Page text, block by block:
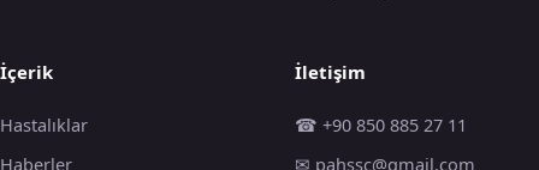
İçerik
Hastalıklar
Haberler
İletişim
☎ +90 850 885 27 11
✉ pahssc@gmail.com